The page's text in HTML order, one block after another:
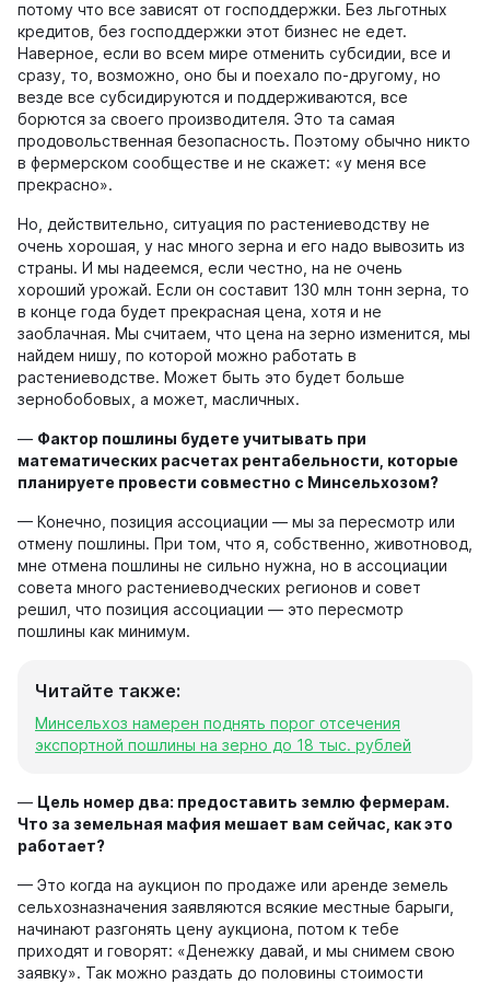
потому что все зависят от господдержки. Без льготных
кредитов, без господдержки этот бизнес не едет.
Наверное, если во всем мире отменить субсидии, все и
сразу, то, возможно, оно бы и поехало по-другому, но
везде все субсидируются и поддерживаются, все
борются за своего производителя. Это та самая
продовольственная безопасность. Поэтому обычно никто
в фермерском сообществе и не скажет: «у меня все
прекрасно».
Но, действительно, ситуация по растениеводству не
очень хорошая, у нас много зерна и его надо вывозить из
страны. И мы надеемся, если честно, на не очень
хороший урожай. Если он составит 130 млн тонн зерна, то
в конце года будет прекрасная цена, хотя и не
заоблачная. Мы считаем, что цена на зерно изменится, мы
найдем нишу, по которой можно работать в
растениеводстве. Может быть это будет больше
зернобобовых, а может, масличных.
— Фактор пошлины будете учитывать при
математических расчетах рентабельности , которые
планируете провести совместно с Минсельхозом?
— Конечно, позиция ассоциации — мы за пересмотр или
отмену пошлины. При том, что я, собственно, животновод,
мне отмена пошлины не сильно нужна, но в ассоциации
совета много растениеводческих регионов и совет
решил, что позиция ассоциации — это пересмотр
пошлины как минимум.
Читайте также:
Минсельхоз намерен поднять порог отсечения
экспортной пошлины на зерно до 18 тыс. рублей
— Цель номер два: предоставить землю фермерам.
Что за земельная мафия мешает вам сейчас, как это
работает?
— Это когда на аукцион по продаже или аренде земель
сельхозназначения заявляются всякие местные барыги,
начинают разгонять цену аукциона, потом к тебе
приходят и говорят: «Денежку давай, и мы снимем свою
заявку». Так можно раздать до половины стоимости